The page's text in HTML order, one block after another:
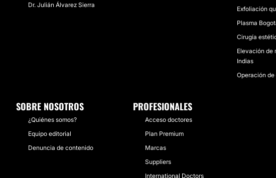
Dr. Julián Álvarez Sierra
Exfoliación
Plasma
Cirugía
Elevación de
Indias
Operación
SOBRE NOSOTROS
¿Quiénes somos?
Equipo editorial
Denuncia de contenido
PROFESIONALES
Acceso doctores
Plan Premium
Marcas
Suppliers
International Doctors